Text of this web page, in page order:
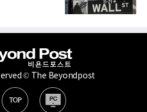
© The Beyondpost